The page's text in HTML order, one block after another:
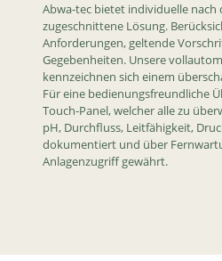
Abwa-tec bietet individuelle
zugeschnittene Lösung.
Anforderungen, geltende
Gegebenheiten. Unsere
kennzeichnen sich einem
Für eine bedienungsfreundliche
Touch-Panel, welcher alle zu
pH, Durchfluss, Leitfähigkeit,
dokumentiert und über
Anlagenzugriff gewährt.